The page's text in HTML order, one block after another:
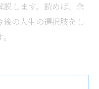
説します。読めば、余
の人生の選択肢をし